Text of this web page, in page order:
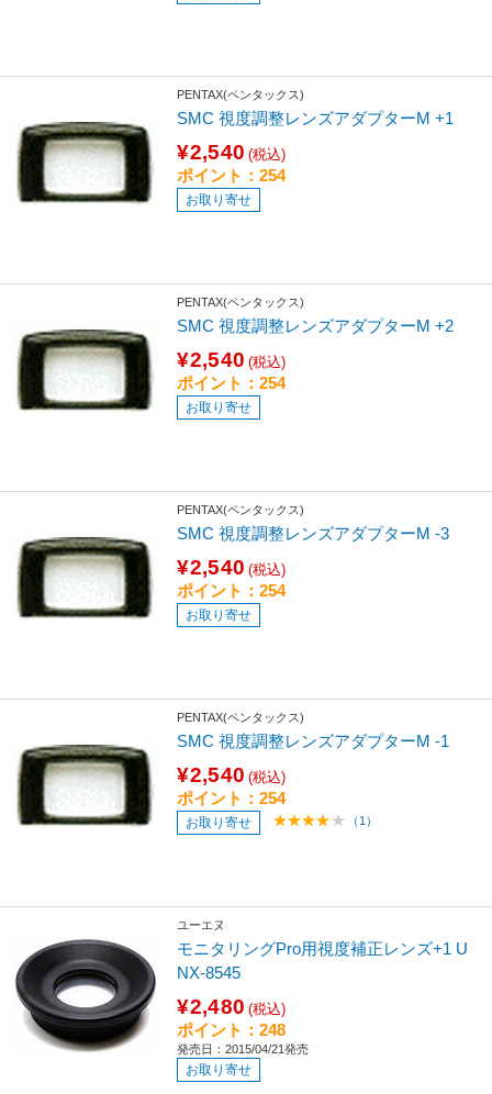
PENTAX(ペンタックス)
SMC 視度調整レンズアダプターM +1
¥2,540 (税込)
ポイント：254
お取り寄せ
PENTAX(ペンタックス)
SMC 視度調整レンズアダプターM +2
¥2,540 (税込)
ポイント：254
お取り寄せ
PENTAX(ペンタックス)
SMC 視度調整レンズアダプターM -3
¥2,540 (税込)
ポイント：254
お取り寄せ
PENTAX(ペンタックス)
SMC 視度調整レンズアダプターM -1
¥2,540 (税込)
ポイント：254
お取り寄せ （1）
ユーエヌ
モニタリングPro用視度補正レンズ+1 U
NX-8545
¥2,480 (税込)
ポイント：248
発売日：2015/04/21発売
お取り寄せ